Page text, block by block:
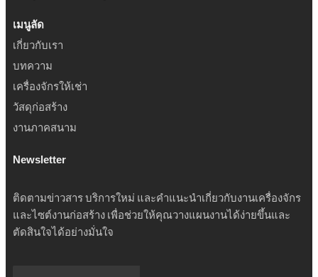
เมนูลัด
เกี่ยวกับเรา
บทความ
เครื่องจักรให้เช่า
วัสดุก่อสร้าง
งานภาคสนาม
Newsletter
ติดตามข่าวสาร บริการใหม่ และคำแนะนำเกี่ยวกับงานเครื่องจักร
และไซต์งานก่อสร้าง เพื่อช่วยให้คุณวางแผนงานได้ง่ายขึ้นและ
ตัดสินใจได้อย่างมั่นใจ